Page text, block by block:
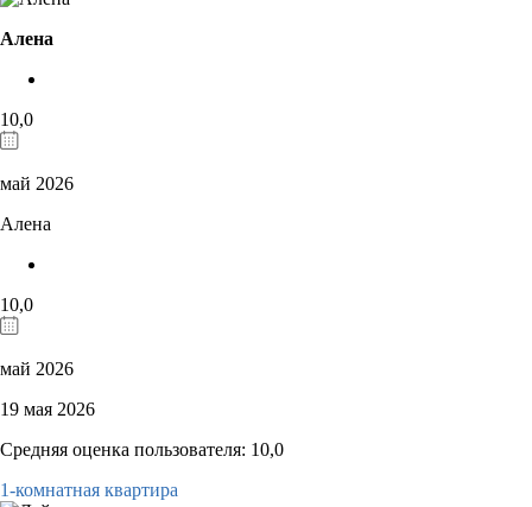
Алена
10,0
май 2026
Алена
10,0
май 2026
19 мая 2026
Средняя оценка пользователя: 10,0
1-комнатная квартира